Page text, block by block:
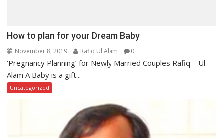
How to plan for your Dream Baby
November 8, 2019 Rafiq Ul Alam 0
‘Pregnancy Planning’ for Newly Married Couples Rafiq – Ul –
Alam A Baby is a gift...
Uncategorized